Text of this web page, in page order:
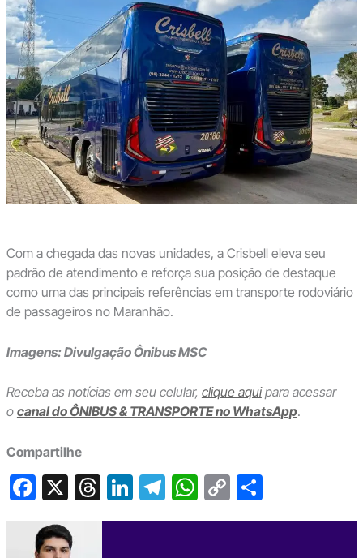
Com a chegada das novas unidades, a Crisbell eleva seu
padrão de atendimento e reforça sua posição de destaque
como uma das principais referências em transporte rodoviário
de passageiros no Maranhão.
Imagens: Divulgação Ônibus MSC
Receba as notícias em seu celular, clique aquipara acessar
o canal do ÔNIBUS & TRANSPORTE no WhatsApp.
Compartilhe
F
c
X T
hr
Li
n
T
el
W
h
C
o
S
h